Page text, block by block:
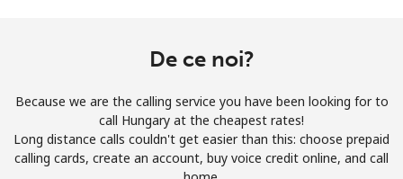
De ce noi?
Because we are the calling service you have been looking for to
call Hungary at the cheapest rates!
Long distance calls couldn't get easier than this: choose prepaid
calling cards, create an account, buy voice credit online, and call